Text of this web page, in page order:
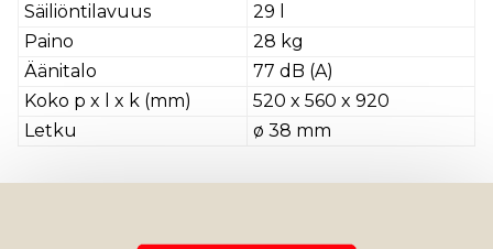
Säiliöntilavuus
29 l
Paino
28 kg
Äänitalo
77 dB (A)
Koko p x l x k (mm)
520 x 560 x 920
Letku
ø 38 mm